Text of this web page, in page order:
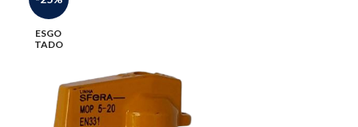
ESGO
TADO